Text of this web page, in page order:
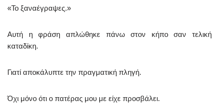
«Το ξαναέγραψες.»
Αυτή η φράση απλώθηκε πάνω στον κήπο σαν τελική
καταδίκη.
Γιατί αποκάλυπτε την πραγματική πληγή.
Όχι μόνο ότι ο πατέρας μου με είχε προσβάλει.